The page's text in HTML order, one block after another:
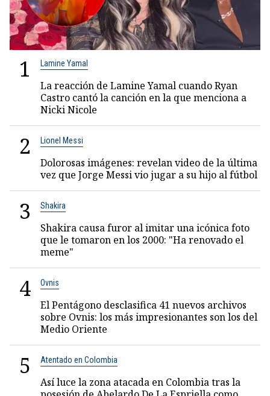
1 Lamine Yamal
La reacción de Lamine Yamal cuando Ryan
Castro cantó la canción en la que menciona a
Nicki Nicole
2 Lionel Messi
Dolorosas imágenes: revelan video de la última
vez que Jorge Messi vio jugar a su hijo al fútbol
3 Shakira
Shakira causa furor al imitar una icónica foto
que le tomaron en los 2000: "Ha renovado el
meme"
4 Ovnis
El Pentágono desclasifica 41 nuevos archivos
sobre Ovnis: los más impresionantes son los del
Medio Oriente
5 Atentado en Colombia
Así luce la zona atacada en Colombia tras la